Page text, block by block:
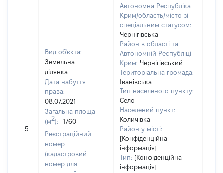
5
Вид об'єкта:
Земельна
ділянка
Дата набуття
права:
08.07.2021
Загальна площа
(м2):
1760
Реєстраційний
номер
(кадастровий
номер для
Автономна Республіка
Крим/область/місто зі
спеціальним статусом:
Чернігівська
Район в області та
Автономній Республіці
Крим: Чернігівський
Територіальна громада:
Іванівська
Тип населеного пункту:
Село
Населений пункт:
Количівка
Район у місті:
[Конфіденційна
інформація]
Тип: [Конфіденційна
інформація]